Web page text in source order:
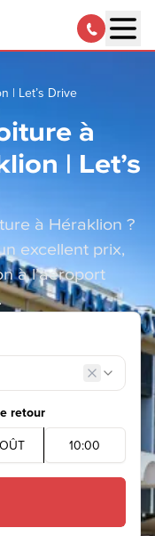
| Let’s Drive
à
| Let’s
à Héraklion ?
excellent prix,
à l’aéroport
retour
10:00